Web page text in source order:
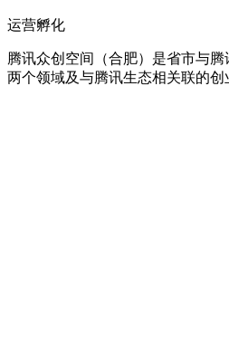
运营孵化
腾讯众创空间（合肥）是省市与
两个领域及与腾讯生态相关联的创